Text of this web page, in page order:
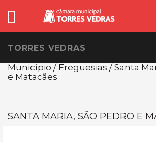
TORRES VEDRAS
Município / Freguesias / Santa
e Matacães
SANTA MARIA, SÃO PEDRO E